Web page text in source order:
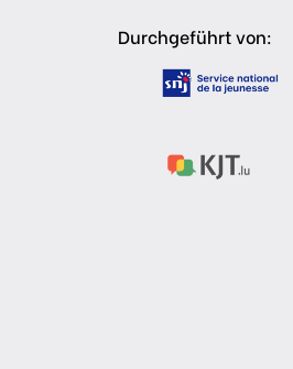
Durchgeführt von: